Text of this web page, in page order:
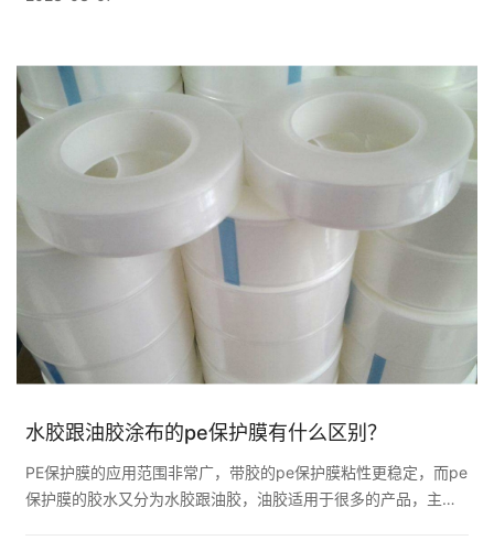
水胶跟油胶涂布的pe保护膜有什么区别？
PE保护膜的应用范围非常广，带胶的pe保护膜粘性更稳定，而pe
保护膜的胶水又分为水胶跟油胶，油胶适用于很多的产品，主要